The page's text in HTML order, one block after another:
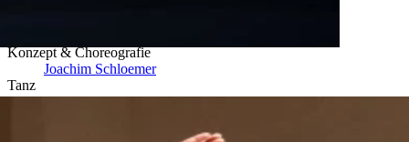
Konzept & Choreografie
Joachim Schloe­mer
Tanz
Iva Dixson, Nona Munnix, Anna Riley­-Shepard, Patricia